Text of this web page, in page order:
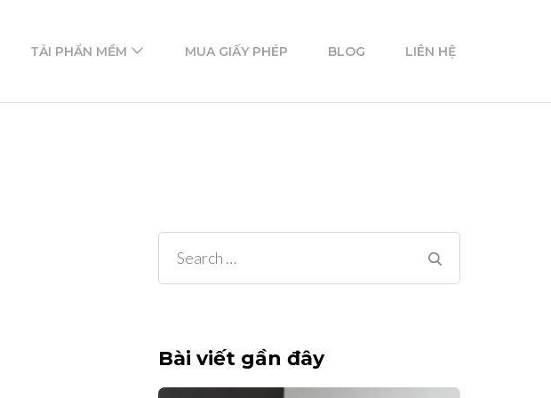
TẢI PHẦN MỀM MUA GIẤY PHÉP BLOG LIÊN HỆ
Search
for:
Bài viết gần đây